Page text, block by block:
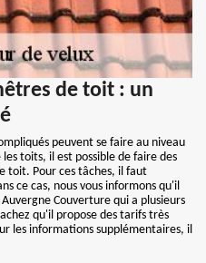
de toit : un
peuvent se faire au niveau
toits, il est possible de faire des
toit. Pour ces tâches, il faut
ce cas, nous vous informons qu'il
Couverture qui a plusieurs
qu'il propose des tarifs très
les informations supplémentaires, il